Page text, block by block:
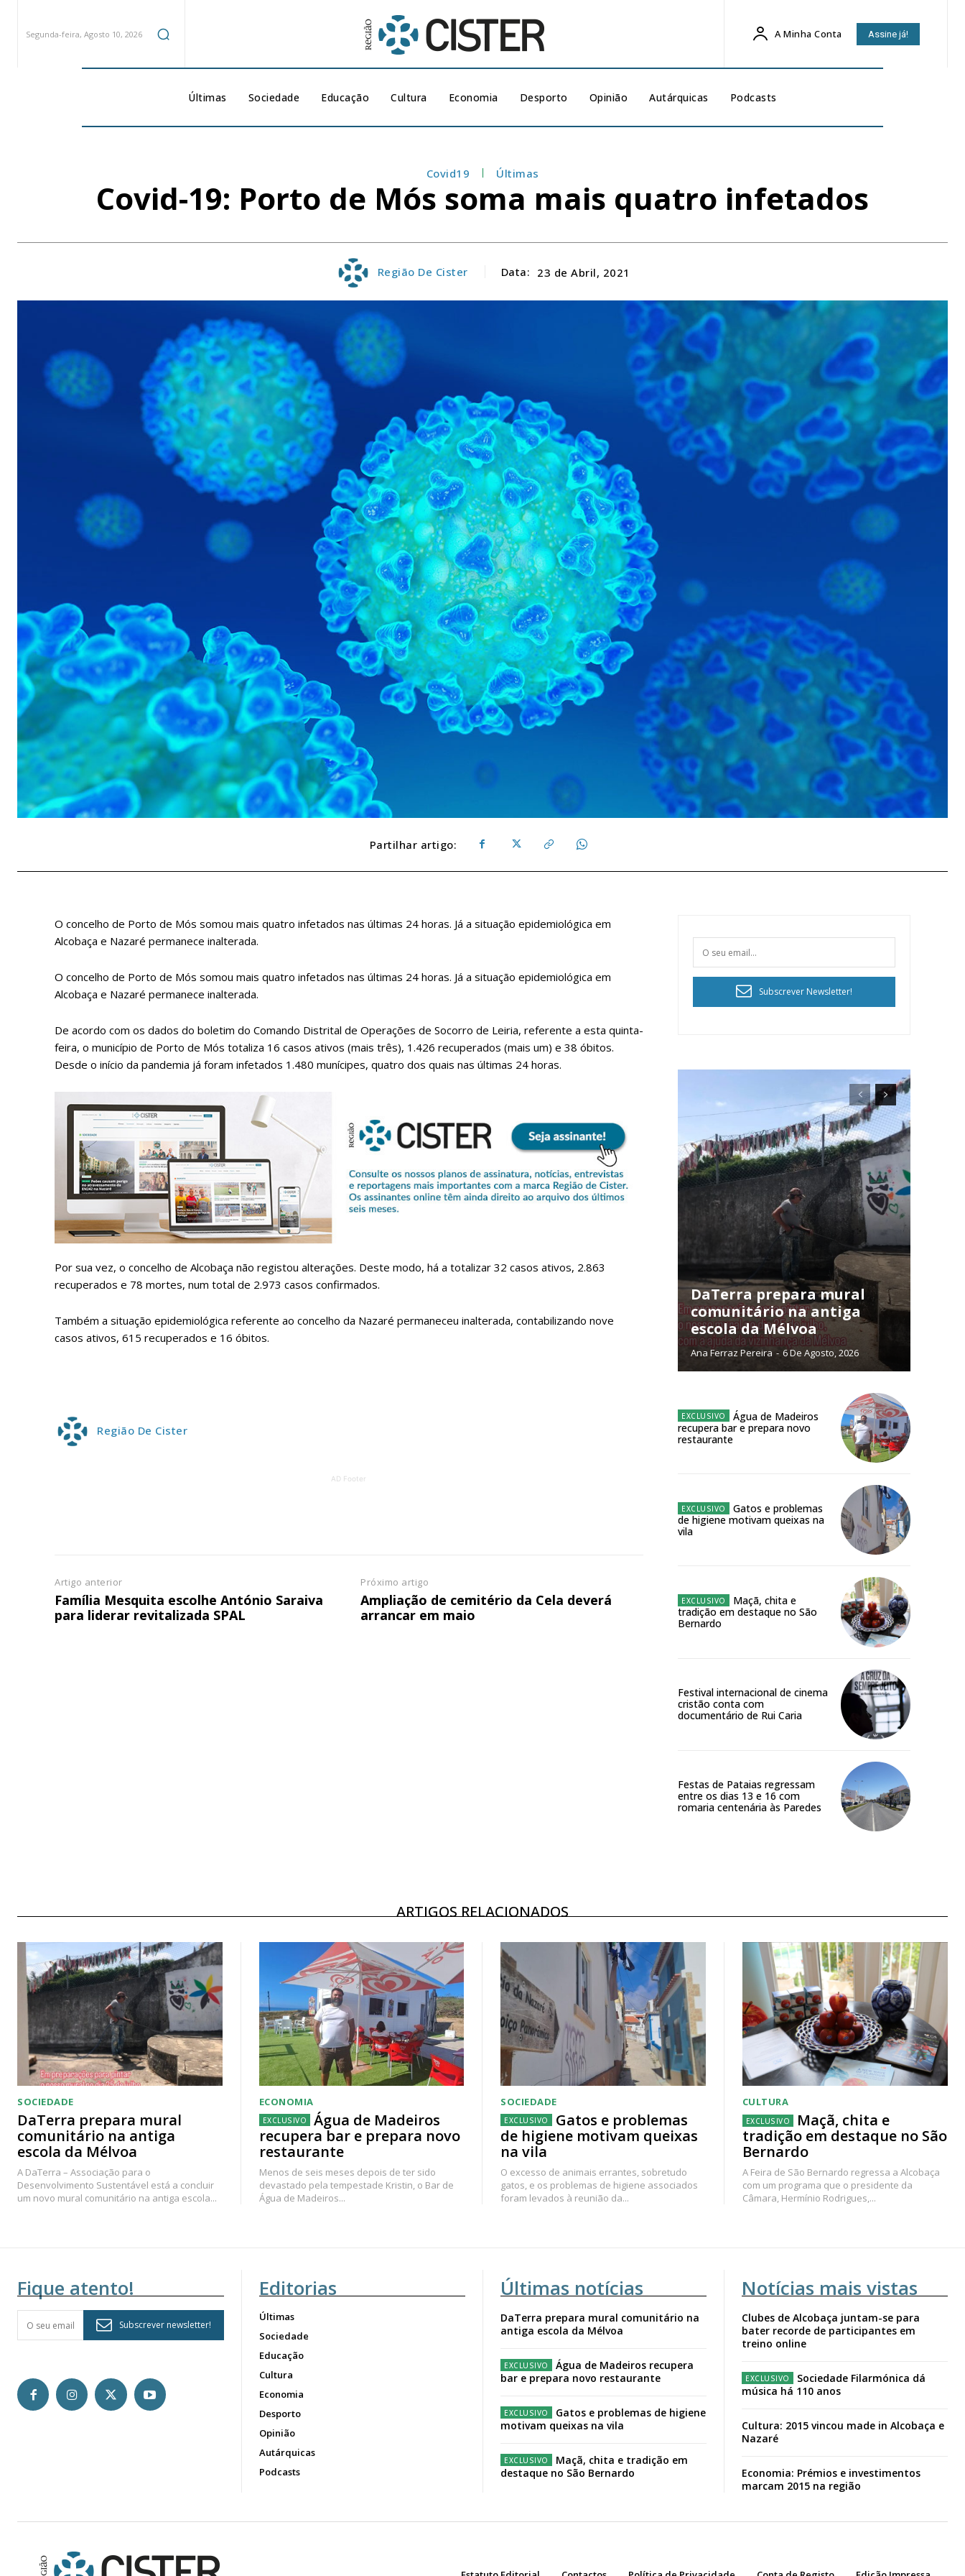
Planos de Assinatura
Faça-se assinante do Região de Cister e ajude-nos a manter este serviço público!
Sendo assinante terá acesso a todos os conteúdos exclusivos e versões digitais.
ASSINATURA ASSINATURA
DIGITAL ANUAL
12 meses
Acesso ao conteúdo online
Acesso aos conteúdos Exclusivos para
Segunda-feira, Agosto 10, 2026 A Minha Conta Assine já!
Últimas Sociedade Educação Cultura Economia Desporto Opinião Autárquicas Podcasts
Covid19 Últimas
Covid-19: Porto de Mós soma mais quatro infetados
Região De Cister Data: 23 de Abril, 2021
Partilhar artigo:
O concelho de Porto de Mós somou mais quatro infetados nas últimas 24 horas. Já a situação epidemiológica em
Alcobaça e Nazaré permanece inalterada.
O concelho de Porto de Mós somou mais quatro infetados nas últimas 24 horas. Já a situação epidemiológica em
Alcobaça e Nazaré permanece inalterada.
De acordo com os dados do boletim do Comando Distrital de Operações de Socorro de Leiria, referente a esta quinta-
feira, o município de Porto de Mós totaliza 16 casos ativos (mais três), 1.426 recuperados (mais um) e 38 óbitos.
Desde o início da pandemia já foram infetados 1.480 munícipes, quatro dos quais nas últimas 24 horas.
Por sua vez, o concelho de Alcobaça não registou alterações. Deste modo, há a totalizar 32 casos ativos, 2.863
recuperados e 78 mortes, num total de 2.973 casos confirmados.
Também a situação epidemiológica referente ao concelho da Nazaré permaneceu inalterada, contabilizando nove
casos ativos, 615 recuperados e 16 óbitos.
Região De Cister
AD Footer
Artigo anterior
Família Mesquita escolhe António Saraiva
para liderar revitalizada SPAL
Próximo artigo
Ampliação de cemitério da Cela deverá
arrancar em maio
Subscrever Newsletter!
DaTerra prepara mural
comunitário na antiga
escola da Mélvoa
Ana Ferraz Pereira - 6 De Agosto, 2026
Água de Madeiros
recupera bar e prepara novo
restaurante
Gatos e problemas
de higiene motivam queixas na
vila
Maçã, chita e
tradição em destaque no São
Bernardo
Festival internacional de cinema
cristão conta com
documentário de Rui Caria
Festas de Pataias regressam
entre os dias 13 e 16 com
romaria centenária às Paredes
ARTIGOS RELACIONADOS
SOCIEDADE
DaTerra prepara mural
comunitário na antiga
escola da Mélvoa
A DaTerra – Associação para o
Desenvolvimento Sustentável está a concluir
um novo mural comunitário na antiga escola...
ECONOMIA
Água de Madeiros
recupera bar e prepara novo
restaurante
Menos de seis meses depois de ter sido
devastado pela tempestade Kristin, o Bar de
Água de Madeiros...
SOCIEDADE
Gatos e problemas
de higiene motivam queixas
na vila
O excesso de animais errantes, sobretudo
gatos, e os problemas de higiene associados
foram levados à reunião da...
CULTURA
Maçã, chita e
tradição em destaque no São
Bernardo
A Feira de São Bernardo regressa a Alcobaça
com um programa que o presidente da
Câmara, Hermínio Rodrigues,...
Fique atento!
Subscrever newsletter!
Editorias
Últimas
Sociedade
Educação
Cultura
Economia
Desporto
Opinião
Autárquicas
Podcasts
Últimas notícias
DaTerra prepara mural comunitário na
antiga escola da Mélvoa
Água de Madeiros recupera
bar e prepara novo restaurante
Gatos e problemas de higiene
motivam queixas na vila
Maçã, chita e tradição em
destaque no São Bernardo
Notícias mais vistas
Clubes de Alcobaça juntam-se para
bater recorde de participantes em
treino online
Sociedade Filarmónica dá
música há 110 anos
Cultura: 2015 vincou made in Alcobaça e
Nazaré
Economia: Prémios e investimentos
marcam 2015 na região